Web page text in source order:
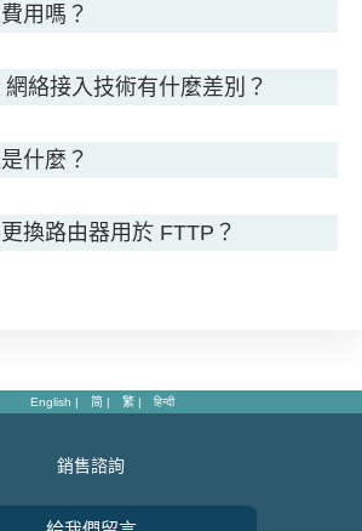
用嗎？
絡接入技術有什麼差別？
什麼？
換路由器用於 FTTP？
English 简 繁 हिन्दी
銷售諮詢